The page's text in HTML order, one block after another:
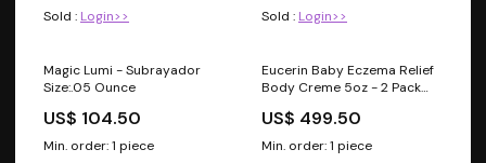
Sold : Login>>
Sold : Login>>
Magic Lumi - Subrayador
Size:.05 Ounce
US$ 104.50
Min. order: 1 piece
Eucerin Baby Eczema Relief
Body Creme 5oz - 2 Pack
US$ 499.50
Min. order: 1 piece